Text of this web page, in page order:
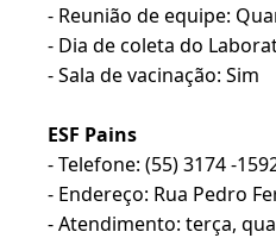
- Reunião de equipe:
- Dia de coleta do
- Sala de vacinação: Sim
ESF Pains
- Telefone: (55) 3174 -
- Endereço: Rua Pedro
- Atendimento: terça,